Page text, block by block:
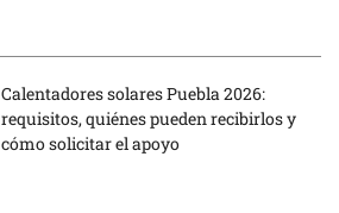
Calentadores solares Puebla 2026:
requisitos, quiénes pueden recibirlos y
cómo solicitar el apoyo